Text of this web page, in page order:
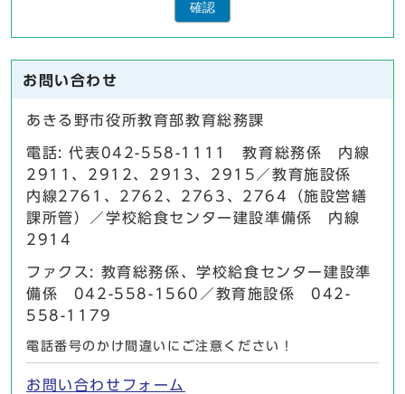
確認
お問い合わせ
あきる野市役所教育部教育総務課
電話: 代表042-558-1111 教育総務係 内線
2911、2912、2913、2915／教育施設係
内線2761、2762、2763、2764（施設営繕
課所管）／学校給食センター建設準備係 内線
2914
ファクス: 教育総務係、学校給食センター建設準
備係 042-558-1560／教育施設係 042-
558-1179
電話番号のかけ間違いにご注意ください！
お問い合わせフォーム